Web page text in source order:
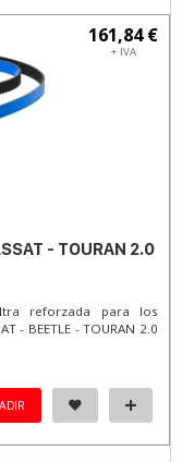
161,84 €
+ IVA
- TOURAN 2.0
reforzada para los
- BEETLE - TOURAN 2.0